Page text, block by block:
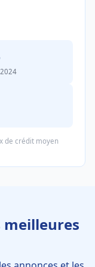
de crédit moyen
meilleures